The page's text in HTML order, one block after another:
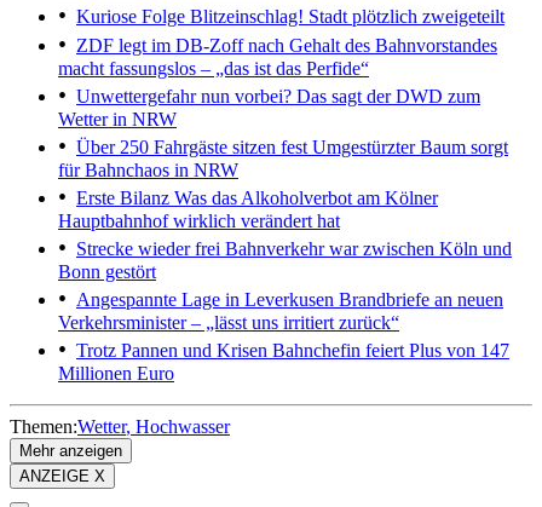
Kuriose Folge Blitzeinschlag! Stadt plötzlich zweigeteilt
ZDF legt im DB-Zoff nach Gehalt des Bahnvorstandes
macht fassungslos – „das ist das Perfide“
Unwettergefahr nun vorbei? Das sagt der DWD zum
Wetter in NRW
Über 250 Fahrgäste sitzen fest Umgestürzter Baum sorgt
für Bahnchaos in NRW
Erste Bilanz Was das Alkoholverbot am Kölner
Hauptbahnhof wirklich verändert hat
Strecke wieder frei Bahnverkehr war zwischen Köln und
Bonn gestört
Angespannte Lage in Leverkusen Brandbriefe an neuen
Verkehrsminister – „lässt uns irritiert zurück“
Trotz Pannen und Krisen Bahnchefin feiert Plus von 147
Millionen Euro
Themen:Wetter Hochwasser
Mehr anzeigen
ANZEIGE X